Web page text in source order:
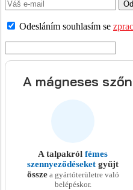
Odesláním souhlasím se
A mágneses
A talpakról fémes
szennyeződéseket gyűjt
összea gyártóterületre való
belépéskor.